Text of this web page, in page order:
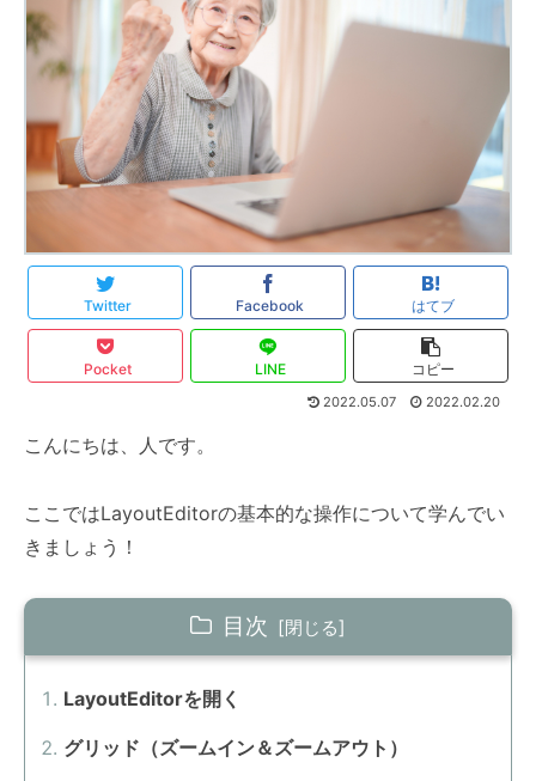
Twitter Facebook はてブ
Pocket LINE コピー
2022.05.07 2022.02.20
こんにちは、人です。
ここではLayoutEditorの基本的な操作について学んでい
きましょう！
目次
LayoutEditorを開く
グリッド（ズームイン＆ズームアウト）